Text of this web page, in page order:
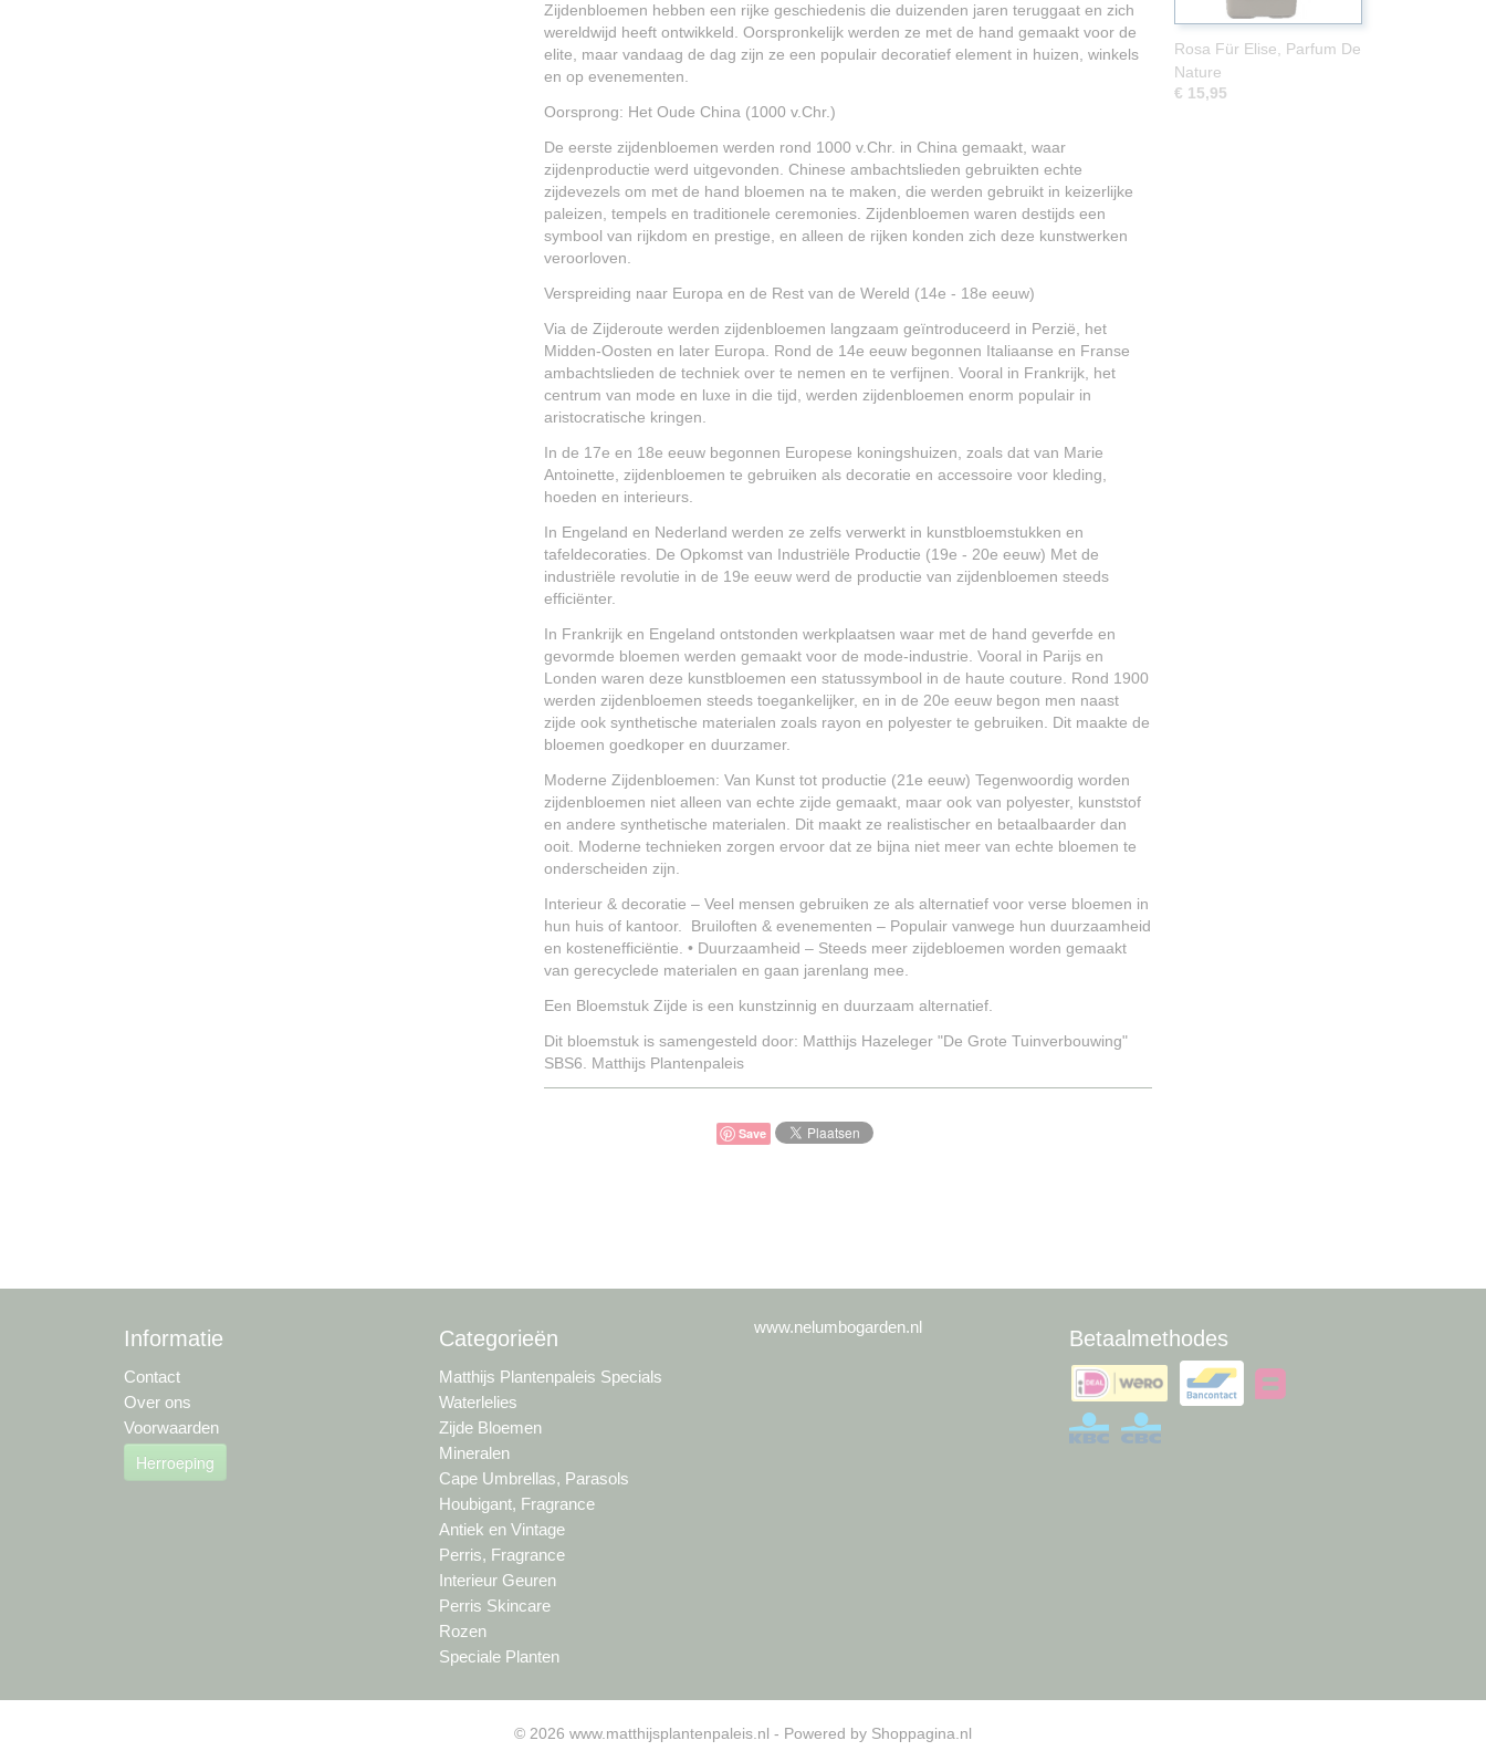
Zijdenbloemen hebben een rijke geschiedenis die duizenden jaren teruggaat en zich
wereldwijd heeft ontwikkeld. Oorspronkelijk werden ze met de hand gemaakt voor de
elite, maar vandaag de dag zijn ze een populair decoratief element in huizen, winkels
en op evenementen.
Oorsprong: Het Oude China (1000 v.Chr.)
De eerste zijdenbloemen werden rond 1000 v.Chr. in China gemaakt, waar
zijdenproductie werd uitgevonden. Chinese ambachtslieden gebruikten echte
zijdevezels om met de hand bloemen na te maken, die werden gebruikt in keizerlijke
paleizen, tempels en traditionele ceremonies. Zijdenbloemen waren destijds een
symbool van rijkdom en prestige, en alleen de rijken konden zich deze kunstwerken
veroorloven.
Verspreiding naar Europa en de Rest van de Wereld (14e - 18e eeuw)
Via de Zijderoute werden zijdenbloemen langzaam geïntroduceerd in Perzië, het
Midden-Oosten en later Europa. Rond de 14e eeuw begonnen Italiaanse en Franse
ambachtslieden de techniek over te nemen en te verfijnen. Vooral in Frankrijk, het
centrum van mode en luxe in die tijd, werden zijdenbloemen enorm populair in
aristocratische kringen.
In de 17e en 18e eeuw begonnen Europese koningshuizen, zoals dat van Marie
Antoinette, zijdenbloemen te gebruiken als decoratie en accessoire voor kleding,
hoeden en interieurs.
In Engeland en Nederland werden ze zelfs verwerkt in kunstbloemstukken en
tafeldecoraties. De Opkomst van Industriële Productie (19e - 20e eeuw) Met de
industriële revolutie in de 19e eeuw werd de productie van zijdenbloemen steeds
efficiënter.
In Frankrijk en Engeland ontstonden werkplaatsen waar met de hand geverfde en
gevormde bloemen werden gemaakt voor de mode-industrie. Vooral in Parijs en
Londen waren deze kunstbloemen een statussymbool in de haute couture. Rond 1900
werden zijdenbloemen steeds toegankelijker, en in de 20e eeuw begon men naast
zijde ook synthetische materialen zoals rayon en polyester te gebruiken. Dit maakte de
bloemen goedkoper en duurzamer.
Moderne Zijdenbloemen: Van Kunst tot productie (21e eeuw) Tegenwoordig worden
zijdenbloemen niet alleen van echte zijde gemaakt, maar ook van polyester, kunststof
en andere synthetische materialen. Dit maakt ze realistischer en betaalbaarder dan
ooit. Moderne technieken zorgen ervoor dat ze bijna niet meer van echte bloemen te
onderscheiden zijn.
Interieur & decoratie – Veel mensen gebruiken ze als alternatief voor verse bloemen in
hun huis of kantoor. Bruiloften & evenementen – Populair vanwege hun duurzaamheid
en kostenefficiëntie. • Duurzaamheid – Steeds meer zijdebloemen worden gemaakt
van gerecyclede materialen en gaan jarenlang mee.
Een Bloemstuk Zijde is een kunstzinnig en duurzaam alternatief.
Dit bloemstuk is samengesteld door: Matthijs Hazeleger "De Grote Tuinverbouwing"
SBS6. Matthijs Plantenpaleis
Save
Rosa Für Elise, Parfum De
Nature
€ 15,95
Informatie
Contact
Over ons
Voorwaarden
Herroeping
Categorieën
Matthijs Plantenpaleis Specials
Waterlelies
Zijde Bloemen
Mineralen
Cape Umbrellas, Parasols
Houbigant, Fragrance
Antiek en Vintage
Perris, Fragrance
Interieur Geuren
Perris Skincare
Rozen
Speciale Planten
www.nelumbogarden.nl Betaalmethodes
© 2026 www.matthijsplantenpaleis.nl - Powered by Shoppagina.nl